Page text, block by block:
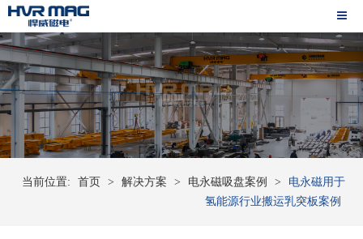
当前位置: 首页 > 解决方案 > 电永磁吸盘案例 >
电永磁用于
氢能源行业搬运乳突板案例